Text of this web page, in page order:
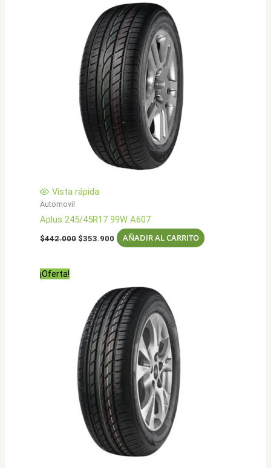
Vista rápida
Automovil
Aplus 245/45R17 99W A607
$442.000 El
$353.900 El
precio
AÑADIR AL CARRITO
¡Oferta!